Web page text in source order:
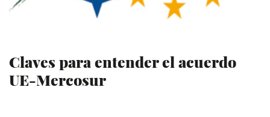
Claves para entender el acuerdo
UE-Mercosur